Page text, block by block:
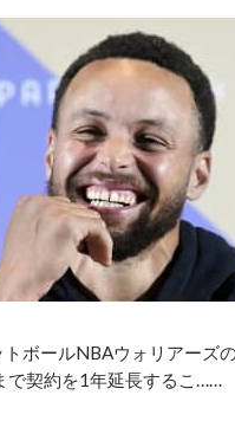
ボールNBAウォリアーズ
で契約を1年延長するこ……